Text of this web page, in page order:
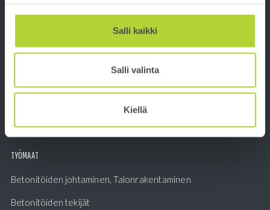
Salli kaikki
Salli valinta
Kiellä
Valmisbetoni
Betonituotteet
TYÖMAAT
Betonitöiden johtaminen, Talonrakentaminen
Betonitöiden tekijät